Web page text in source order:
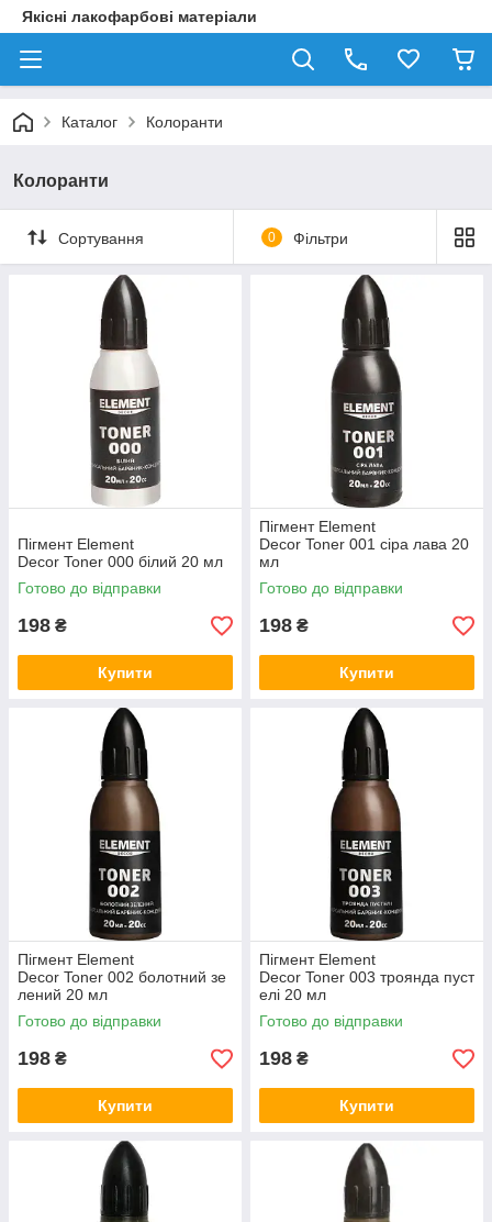
Якісні лакофарбові матеріали
Каталог Колоранти
Колоранти
Сортування 0 Фільтри
Пігмент Element
Decor Toner 000 білий 20 мл
Готово до відправки
198 ₴
Купити
Пігмент Element
Decor Toner 001 сіра лава 20
мл
Готово до відправки
198 ₴
Купити
Пігмент Element
Decor Toner 002 болотний зе
лений 20 мл
Готово до відправки
198 ₴
Купити
Пігмент Element
Decor Toner 003 троянда пуст
елі 20 мл
Готово до відправки
198 ₴
Купити